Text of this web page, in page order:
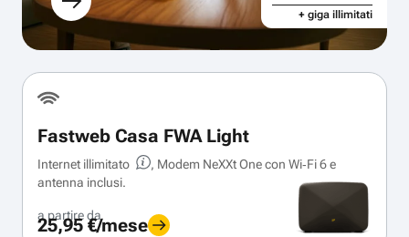
+ giga illimitati
Fastweb Casa FWA Light
Internet illimitato
, Modem NeXXt One con Wi‑Fi 6 e
antenna inclusi.
a partire da
25,95 €/mese